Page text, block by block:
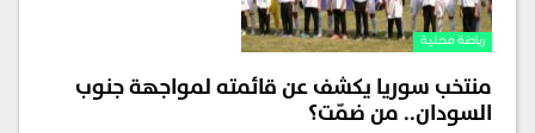
رياضة محلية
منتخب سوريا يكشف عن قائمته لمواجهة جنوب
السودان.. من ضمّت؟